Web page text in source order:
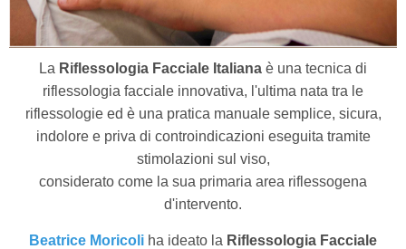
La Riflessologia Facciale Italiana è una tecnica di
riflessologia facciale innovativa, l'ultima nata tra le
riflessologie ed è una pratica manuale semplice, sicura,
indolore e priva di controindicazioni eseguita tramite
stimolazioni sul viso,
considerato come la sua primaria area riflessogena
d'intervento.
Beatrice Moricoli ha ideato la Riflessologia Facciale